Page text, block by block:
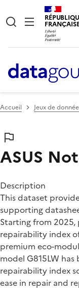
Accueil Jeux de
ASUS
Description
This dataset
supporting
Starting from
repairability index
premium eco-
model G815LW has
repairability index
ease in repair and